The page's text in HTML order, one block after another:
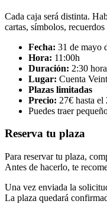
Cada caja será distinta.
cartas, símbolos,
Fecha: 31 de mayo
Hora: 11:00h
Duración: 2:30
Lugar: Cuenta
Plazas limitadas
Precio: 27€ hasta el
Puedes traer
Reserva tu plaza
Para reservar tu plaza,
Antes de hacerlo, te
Una vez enviada la
La plaza quedará